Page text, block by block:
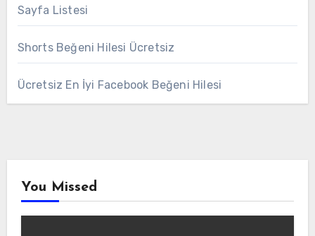
Sayfa Listesi
Shorts Beğeni Hilesi Ücretsiz
Ücretsiz En İyi Facebook Beğeni Hilesi
You Missed